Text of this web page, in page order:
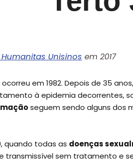
Unisinos em 2017
ocorreu em 1982. Depois de 35
à epidemia decorrentes,
seguem sendo alguns dos
quando todas as doenças
sem tratamento e